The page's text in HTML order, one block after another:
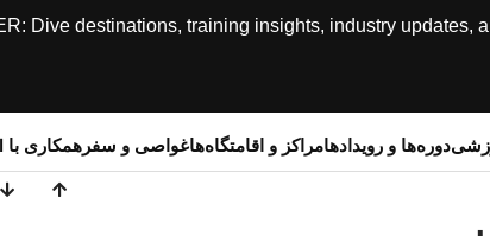
Dive destinations, training insights, industry updates,
دوره‌ها و رویدادهامراکز و اقامتگاه‌هاغواصی و سفرهمکاری با SSI